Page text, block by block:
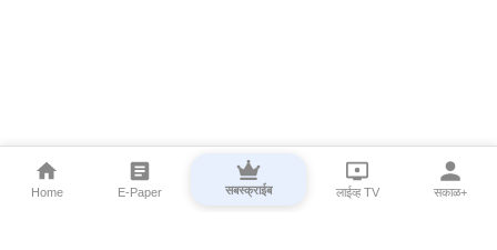
Home E-Paper सबस्क्राईब लाईव्ह TV सकाळ+